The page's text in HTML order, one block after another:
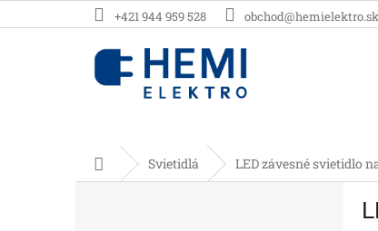
na
+421 944 959 528 obchod@hemielektro.sk
DomovSvietidlá LED závesné svietidlo